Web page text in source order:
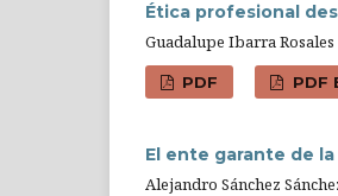
Ética profesional
Guadalupe Ibarra Rosales
PDF PDF
El ente garante de
Alejandro Sánchez